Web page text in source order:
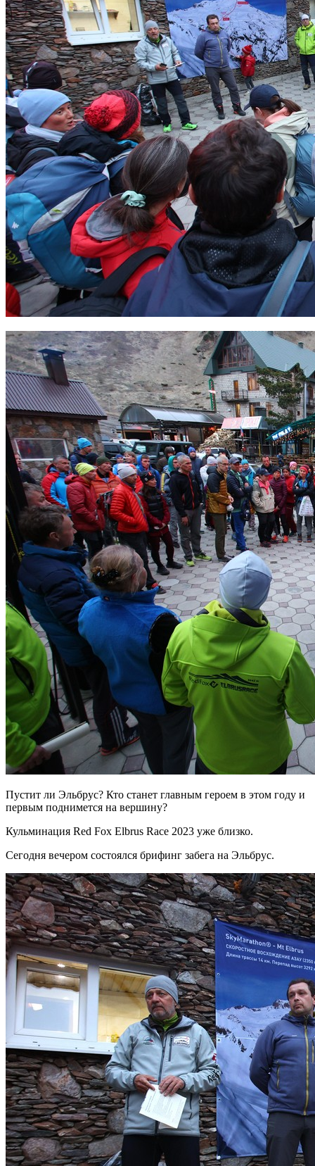
Пустит ли Эльбрус? Кто станет главным героем в этом году и
первым поднимется на вершину?
Кульминация Red Fox Elbrus Race 2023 уже близко.
Сегодня вечером состоялся брифинг забега на Эльбрус.